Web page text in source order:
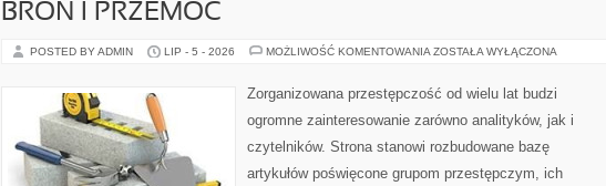
BROŃ I PRZEMOC
POSTED BY ADMIN LIP - 5 - 2026 MOŻLIWOŚĆ KOMENTOWANIA BROŃ
ZOSTAŁA WYŁĄCZONA
Zorganizowana przestępczość od wielu lat budzi
ogromne zainteresowanie zarówno analityków, jak i
czytelników. Strona stanowi rozbudowane bazę
artykułów poświęcone grupom przestępczym, ich